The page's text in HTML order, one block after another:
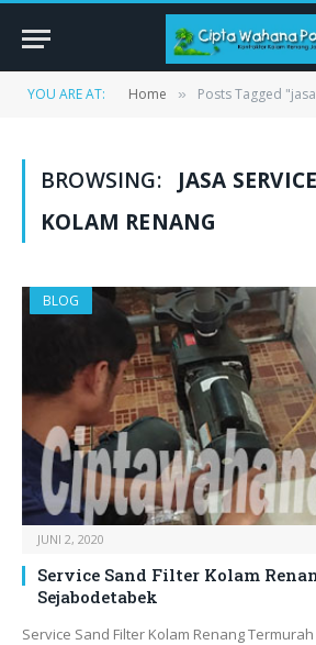
YOU ARE AT: Home » Posts Tagged "jasa
BROWSING:
JASA
KOLAM RENANG
BLOG
JUNI 2, 2020
Service Sand Filter Kolam
Sejabodetabek
Service Sand Filter Kolam Renang